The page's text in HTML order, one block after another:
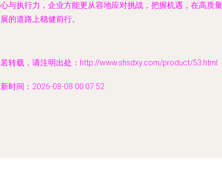
与执行力，企业方能更从容地应对挑战，把握机遇，在高质量
的道路上稳健前行。
转载，请注明出处：http://www.shsdxy.com/product/53.html
时间：2026-08-08 00:07:52